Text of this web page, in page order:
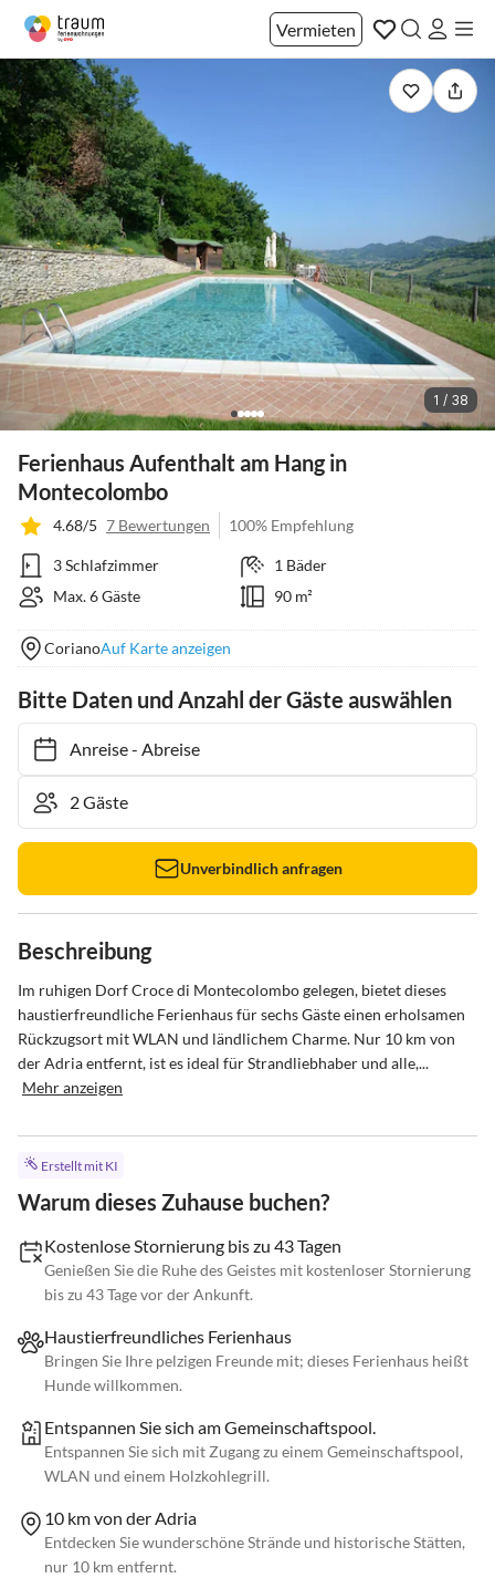
Vermieten
1 / 38
Ferienhaus Aufenthalt am Hang in
Montecolombo
4.68/5 7 Bewertungen 100% Empfehlung
3 Schlafzimmer
1 Bäder
Max. 6 Gäste
90 m²
CorianoAuf Karte anzeigen
Bitte Daten und Anzahl der Gäste auswählen
Anreise- Abreise
Unverbindlich anfragen
Beschreibung
Im ruhigen Dorf Croce di Montecolombo gelegen, bietet dieses
haustierfreundliche Ferienhaus für sechs Gäste einen erholsamen
Rückzugsort mit WLAN und ländlichem Charme. Nur 10 km von
der Adria entfernt, ist es ideal für Strandliebhaber und alle,...
Mehr anzeigen
Erstellt mit KI
Warum dieses Zuhause buchen?
Kostenlose Stornierung bis zu 43 Tagen
Genießen Sie die Ruhe des Geistes mit kostenloser Stornierung
bis zu 43 Tage vor der Ankunft.
Haustierfreundliches Ferienhaus
Bringen Sie Ihre pelzigen Freunde mit; dieses Ferienhaus heißt
Hunde willkommen.
Entspannen Sie sich am Gemeinschaftspool.
Entspannen Sie sich mit Zugang zu einem Gemeinschaftspool,
WLAN und einem Holzkohlegrill.
10 km von der Adria
Entdecken Sie wunderschöne Strände und historische Stätten,
nur 10 km entfernt.